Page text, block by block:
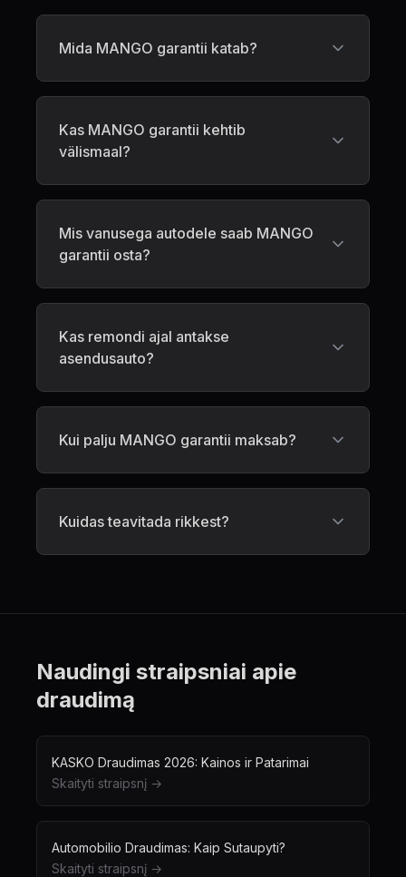
Mida MANGO garantii katab?
Kas MANGO garantii kehtib
välismaal?
Mis vanusega autodele saab MANGO
garantii osta?
Kas remondi ajal antakse
asendusauto?
Kui palju MANGO garantii maksab?
Kuidas teavitada rikkest?
Naudingi straipsniai apie
draudimą
KASKO Draudimas 2026: Kainos ir Patarimai
Skaityti straipsnį →
Automobilio Draudimas: Kaip Sutaupyti?
Skaityti straipsnį →